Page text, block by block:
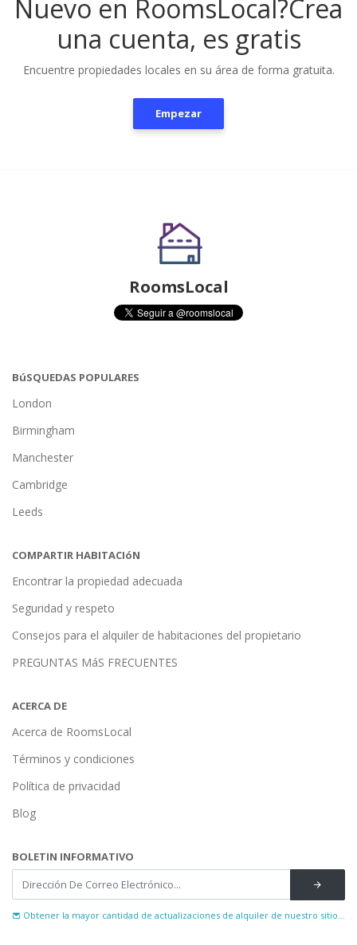
Nuevo en RoomsLocal?Crea
una cuenta, es gratis
Encuentre propiedades locales en su área de forma gratuita.
Empezar
RoomsLocal
BúSQUEDAS POPULARES
London
Birmingham
Manchester
Cambridge
Leeds
COMPARTIR HABITACIóN
Encontrar la propiedad adecuada
Seguridad y respeto
Consejos para el alquiler de habitaciones del propietario
PREGUNTAS MáS FRECUENTES
ACERCA DE
Acerca de RoomsLocal
Términos y condiciones
Política de privacidad
Blog
BOLETIN INFORMATIVO
Obtener la mayor cantidad de actualizaciones de alquiler de nuestro sitio...